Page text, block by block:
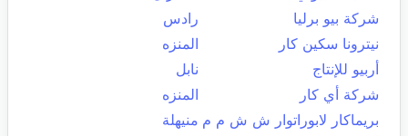
شركة بيو برليا
رادس
نيترونا سكين كار
المنزه
أربيو للإنتاج
نابل
شركة أي كار
المنزه
بريماكار لابوراتوار ش ش م م منيهلة